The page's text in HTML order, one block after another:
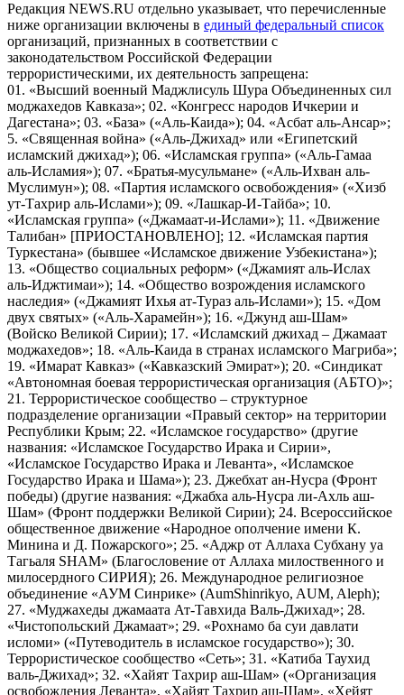
Редакция NEWS.RU отдельно указывает, что перечисленные
ниже организации включены в единый федеральный список
организаций, признанных в соответствии с
законодательством Российской Федерации
террористическими, их деятельность запрещена:
01. «Высший военный Маджлисуль Шура Объединенных сил
моджахедов Кавказа»; 02. «Конгресс народов Ичкерии и
Дагестана»; 03. «База» («Аль-Каида»); 04. «Асбат аль-Ансар»;
5. «Священная война» («Аль-Джихад» или «Египетский
исламский джихад»); 06. «Исламская группа» («Аль-Гамаа
аль-Исламия»); 07. «Братья-мусульмане» («Аль-Ихван аль-
Муслимун»); 08. «Партия исламского освобождения» («Хизб
ут-Тахрир аль-Ислами»); 09. «Лашкар-И-Тайба»; 10.
«Исламская группа» («Джамаат-и-Ислами»); 11. «Движение
Талибан» [ПРИОСТАНОВЛЕНО]; 12. «Исламская партия
Туркестана» (бывшее «Исламское движение Узбекистана»);
13. «Общество социальных реформ» («Джамият аль-Ислах
аль-Иджтимаи»); 14. «Общество возрождения исламского
наследия» («Джамият Ихья ат-Тураз аль-Ислами»); 15. «Дом
двух святых» («Аль-Харамейн»); 16. «Джунд аш-Шам»
(Войско Великой Сирии); 17. «Исламский джихад – Джамаат
моджахедов»; 18. «Аль-Каида в странах исламского Магриба»;
19. «Имарат Кавказ» («Кавказский Эмират»); 20. «Синдикат
«Автономная боевая террористическая организация (АБТО)»;
21. Террористическое сообщество – структурное
подразделение организации «Правый сектор» на территории
Республики Крым; 22. «Исламское государство» (другие
названия: «Исламское Государство Ирака и Сирии»,
«Исламское Государство Ирака и Леванта», «Исламское
Государство Ирака и Шама»); 23. Джебхат ан-Нусра (Фронт
победы) (другие названия: «Джабха аль-Нусра ли-Ахль аш-
Шам» (Фронт поддержки Великой Сирии); 24. Всероссийское
общественное движение «Народное ополчение имени К.
Минина и Д. Пожарского»; 25. «Аджр от Аллаха Субхану уа
Тагьаля SHAM» (Благословение от Аллаха милоственного и
милосердного СИРИЯ); 26. Международное религиозное
объединение «АУМ Синрике» (AumShinrikyo, AUM, Aleph);
27. «Муджахеды джамаата Ат-Тавхида Валь-Джихад»; 28.
«Чистопольский Джамаат»; 29. «Рохнамо ба суи давлати
исломи» («Путеводитель в исламское государство»); 30.
Террористическое сообщество «Сеть»; 31. «Катиба Таухид
валь-Джихад»; 32. «Хайят Тахрир аш-Шам» («Организация
освобождения Леванта», «Хайят Тахрир аш-Шам», «Хейят